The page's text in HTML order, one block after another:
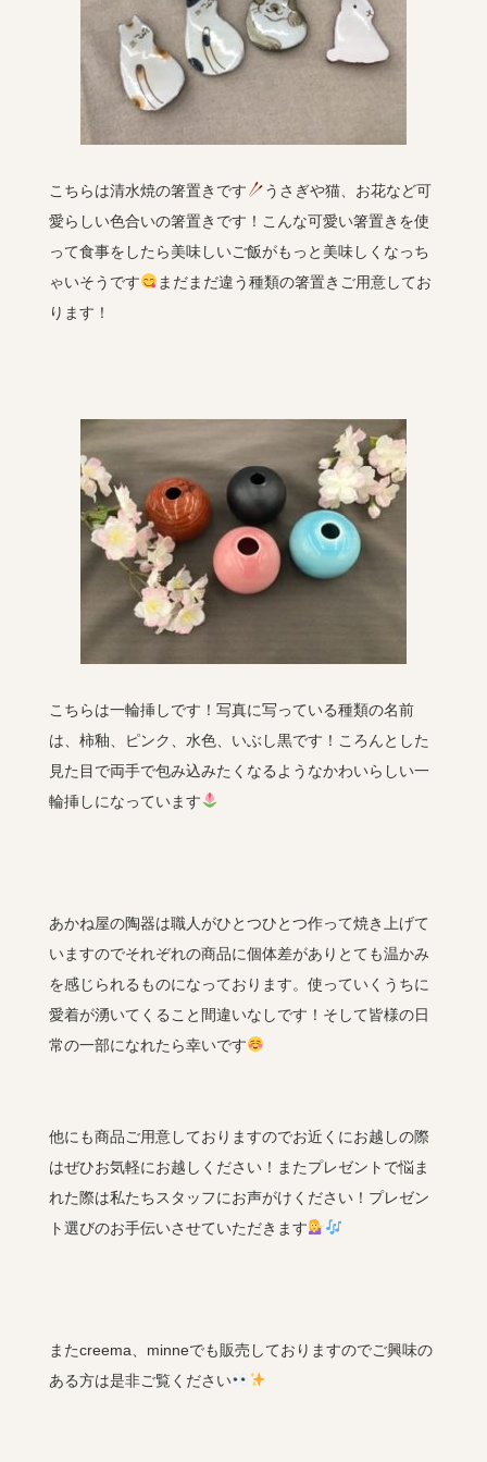
こちらは清水焼の箸置きです
うさぎや猫、お花など可
愛らしい色合いの箸置きです！こんな可愛い箸置きを使
って食事をしたら美味しいご飯がもっと美味しくなっち
ゃいそうです
まだまだ違う種類の箸置きご用意してお
ります！
こちらは一輪挿しです！写真に写っている種類の名前
は、柿釉、ピンク、水色、いぶし黒です！ころんとした
見た目で両手で包み込みたくなるようなかわいらしい一
輪挿しになっています
あかね屋の陶器は職人がひとつひとつ作って焼き上げて
いますのでそれぞれの商品に個体差がありとても温かみ
を感じられるものになっております。使っていくうちに
愛着が湧いてくること間違いなしです！そして皆様の日
常の一部になれたら幸いです
他にも商品ご用意しておりますのでお近くにお越しの際
はぜひお気軽にお越しください！またプレゼントで悩ま
れた際は私たちスタッフにお声がけください！プレゼン
ト選びのお手伝いさせていただきます
またcreema、minneでも販売しておりますのでご興味の
ある方は是非ご覧ください